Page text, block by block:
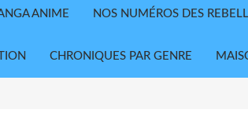
ANIME NOS NUMÉROS DES
CHRONIQUES PAR GENRE